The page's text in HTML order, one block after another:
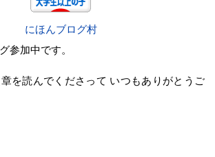
にほんブログ村
参加中です。
を読んでくださって いつもありがとうご